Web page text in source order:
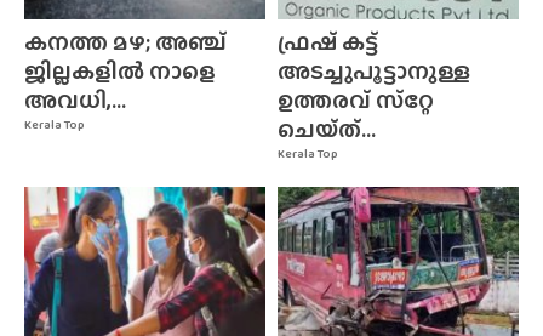
Kerala Top
കനത്ത മഴ; അഞ്ച്
ജില്ലകളിൽ നാളെ
അവധി,...
Kerala Top
ഫ്രഷ് കട്ട്
അടച്ചുപൂട്ടാനുള്ള
ഉത്തരവ് സ്‌റ്റേ
ചെയ്‌ത്‌...